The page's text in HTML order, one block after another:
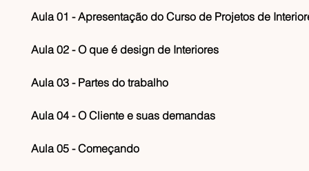
Aula 01 - Apresentação do Curso de Projetos de
Aula 02 - O que é design de Interiores
Aula 03 - Partes do trabalho
Aula 04 - O Cliente e suas demandas
Aula 05 - Começando